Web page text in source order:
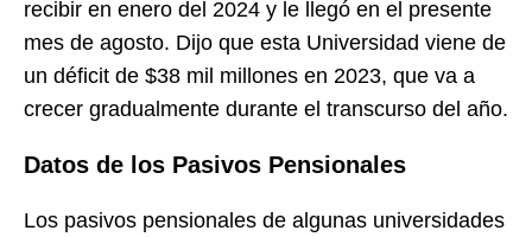
recibir en enero del 2024 y le llegó en el presente
mes de agosto. Dijo que esta Universidad viene de
un déficit de $38 mil millones en 2023, que va a
crecer gradualmente durante el transcurso del año.
Datos de los Pasivos Pensionales
Los pasivos pensionales de algunas universidades